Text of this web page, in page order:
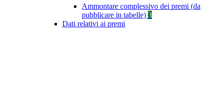
Ammontare complessivo dei premi (da
pubblicare in tabelle) 3
Dati relativi ai premi